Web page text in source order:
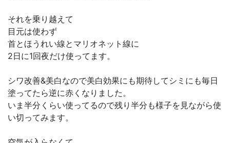
それを乗り越えて
目元は使わず
首とほうれい線とマリオネット線に
2日に1回夜だけ使ってます。
シワ改善&美白なので美白効果にも期待してシミにも毎日
塗ってたら逆に赤くなりました。
いま半分くらい使ってるので残り半分も様子を見ながら使
い切ってみます。